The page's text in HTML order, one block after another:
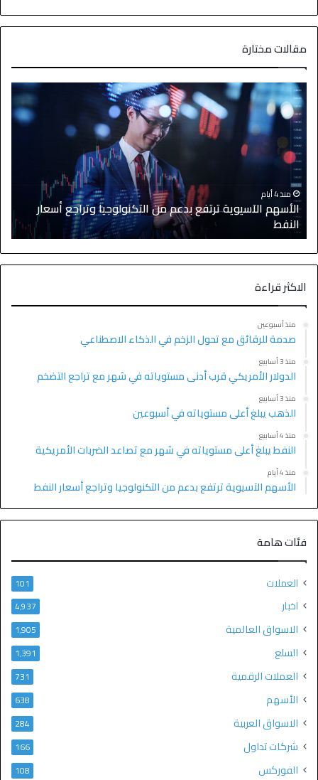
مقالات مختارة
منذ 4 أيام
الأسهم الآسيوية ترتفع بدعم من التكنولوجيا وتراجع أسعار
النفط
الاكثر قراءة
منذ أسبوعين
صدمة للرقائق مع تحول الزخم في الذكاء الاصطناعي
منذ 3 أسابيع
الدولار الأمريكي قرب أدنى مستوياته في شهر مع تراجع التضخم
منذ 3 أسابيع
الذهب يبلغ أعلى مستوياته في أسبوعين
منذ 4 أسابيع
النفط يبلغ أعلى مستوياته في شهر مع تصاعد الضربات الأمريكية
منذ 4 أيام
الأسهم الآسيوية ترتفع بدعم من التكنولوجيا وتراجع أسعار النفط
فئات هامة
العملات 101
اخبار 4٬937
الاسواق العالمية 1٬905
السلع 1٬391
العملات الرقمية 731
الأسهم 638
الاسواق العربية 284
شركات تداول 166
الفوركس 108